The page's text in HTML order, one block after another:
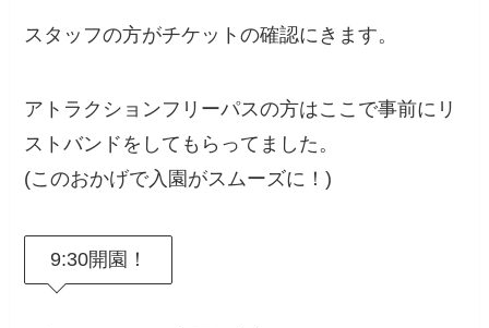
スタッフの方がチケットの確認にきます。
アトラクションフリーパスの方はここで事前にリ
ストバンドをしてもらってました。
(このおかげで入園がスムーズに！)
9:30開園！